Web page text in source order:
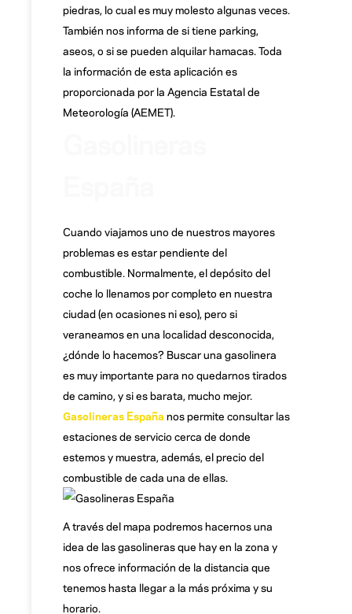
piedras, lo cual es muy molesto algunas veces.
También nos informa de si tiene parking,
aseos, o si se pueden alquilar hamacas. Toda
la información de esta aplicación es
proporcionada por la Agencia Estatal de
Meteorología (AEMET).
Cuando viajamos uno de nuestros mayores
problemas es estar pendiente del
combustible. Normalmente, el depósito del
coche lo llenamos por completo en nuestra
ciudad (en ocasiones ni eso), pero si
veraneamos en una localidad desconocida,
¿dónde lo hacemos? Buscar una gasolinera
es muy importante para no quedarnos tirados
de camino, y si es barata, mucho mejor.
Gasolineras España nos permite consultar las
estaciones de servicio cerca de donde
estemos y muestra, además, el precio del
combustible de cada una de ellas.
A través del mapa podremos hacernos una
idea de las gasolineras que hay en la zona y
nos ofrece información de la distancia que
tenemos hasta llegar a la más próxima y su
horario.